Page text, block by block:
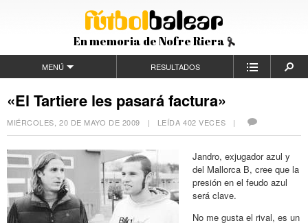
En memoria de Nofre Riera
MENÚ RESULTADOS
«El Tartiere les pasará factura»
MIÉRCOLES, 20 DE MAYO DE 2009 | LEÍDA 402 VECES |
Jandro, exjugador azul y
del Mallorca B, cree que la
presión en el feudo azul
será clave.
No me gusta el rival, es un